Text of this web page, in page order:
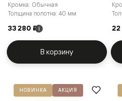
Кромка: Обычная
Толщина полотна: 40 мм
33 280 ₽ i
В корзину
22
НОВИНКА АКЦИЯ